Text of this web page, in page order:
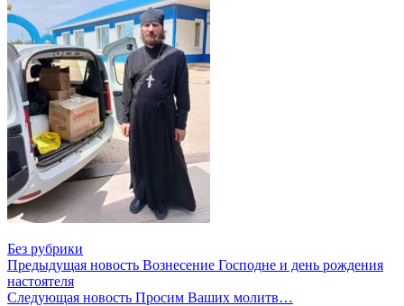
Без рубрики
Предыдущая новость Вознесение Господне и день рождения
настоятеля
Следующая новость Просим Ваших молитв…